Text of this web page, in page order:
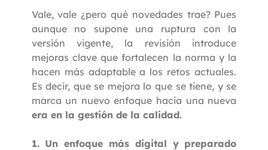
Vale, vale ¿pero qué novedades trae? Pues
aunque no supone una ruptura con la
versión vigente, la revisión introduce
mejoras clave que fortalecen la norma y la
hacen más adaptable a los retos actuales.
Es decir, que se mejora lo que se tiene, y se
marca un nuevo enfoque hacia una nueva
era en la gestión de la calidad.
1. Un enfoque más digital y preparado